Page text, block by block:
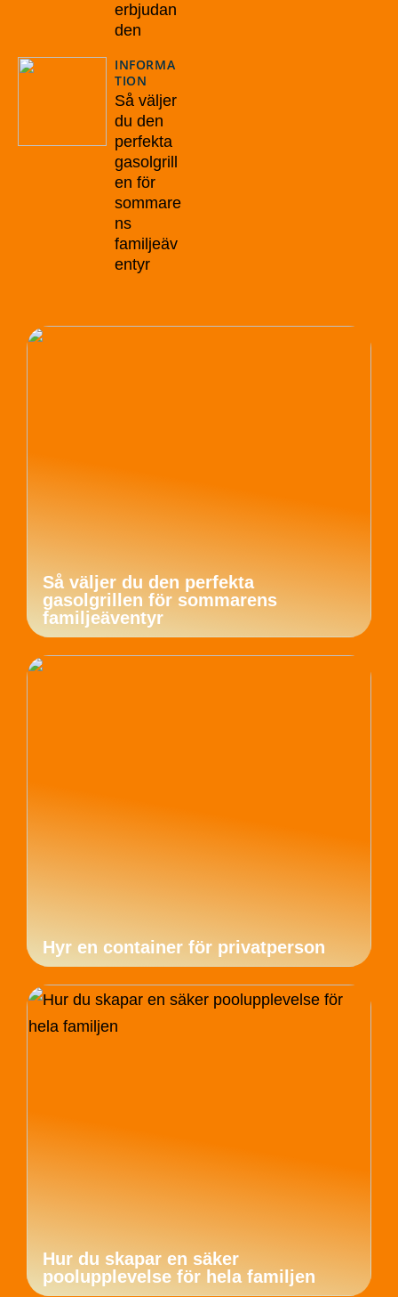
erbjudan
den
INFORMA
TION
Så väljer
du den
perfekta
gasolgrill
en för
sommare
ns
familjeäv
entyr
Så väljer du den perfekta
gasolgrillen för sommarens
familjeäventyr
Hyr en container för privatperson
Hur du skapar en säker
poolupplevelse för hela familjen